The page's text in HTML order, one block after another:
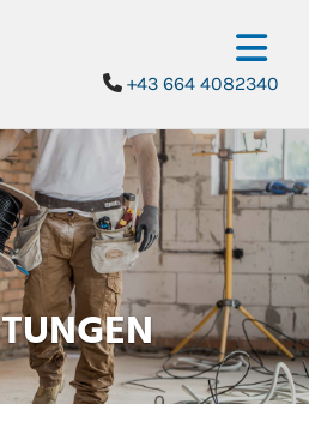
 +43 664 4082340